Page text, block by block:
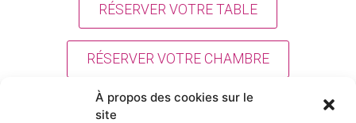
À propos des cookies sur le
site
RÉSERVER VOTRE TABLE
RÉSERVER VOTRE CHAMBRE